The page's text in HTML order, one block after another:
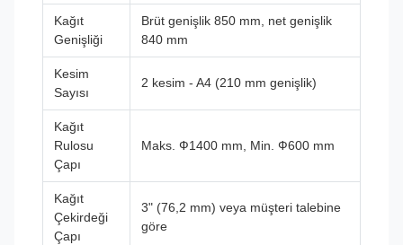
Kağıt
Genişliği
Brüt genişlik 850 mm, net genişlik
840 mm
Kesim
Sayısı
2 kesim - A4 (210 mm genişlik)
Kağıt
Rulosu
Çapı
Maks. Ф1400 mm, Min. Ф600 mm
Kağıt
Çekirdeği
Çapı
3" (76,2 mm) veya müşteri talebine
göre